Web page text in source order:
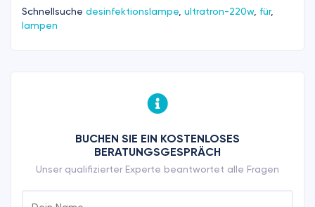
Schnellsuche desinfektionslampe ultratron-220w, für,
lampen
BUCHEN SIE EIN KOSTENLOSES
BERATUNGSGESPRÄCH
Unser qualifizierter Experte beantwortet alle Fragen